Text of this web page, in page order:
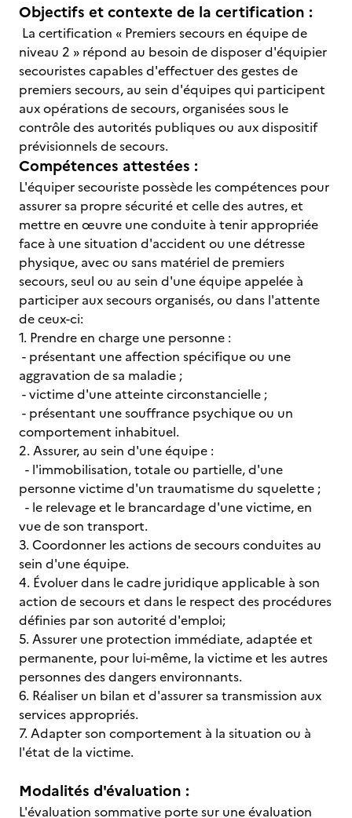
Objectifs et contexte de la certification :
La certification « Premiers secours en équipe de
niveau 2 » répond au besoin de disposer d'équipier
secouristes capables d'effectuer des gestes de
premiers secours, au sein d'équipes qui participent
aux opérations de secours, organisées sous le
contrôle des autorités publiques ou aux dispositif
prévisionnels de secours.
Compétences attestées :
L'équiper secouriste possède les compétences pour
assurer sa propre sécurité et celle des autres, et
mettre en œuvre une conduite à tenir appropriée
face à une situation d'accident ou une détresse
physique, avec ou sans matériel de premiers
secours, seul ou au sein d'une équipe appelée à
participer aux secours organisés, ou dans l'attente
de ceux-ci:
1. Prendre en charge une personne :
- présentant une affection spécifique ou une
aggravation de sa maladie ;
- victime d'une atteinte circonstancielle ;
- présentant une souffrance psychique ou un
comportement inhabituel.
2. Assurer, au sein d'une équipe :
- l'immobilisation, totale ou partielle, d'une
personne victime d'un traumatisme du squelette ;
- le relevage et le brancardage d'une victime, en
vue de son transport.
3. Coordonner les actions de secours conduites au
sein d'une équipe.
4. Évoluer dans le cadre juridique applicable à son
action de secours et dans le respect des procédures
définies par son autorité d'emploi;
5. Assurer une protection immédiate, adaptée et
permanente, pour lui-même, la victime et les autres
personnes des dangers environnants.
6. Réaliser un bilan et d'assurer sa transmission aux
services appropriés.
7. Adapter son comportement à la situation ou à
l'état de la victime.
Modalités d'évaluation :
L'évaluation sommative porte sur une évaluation